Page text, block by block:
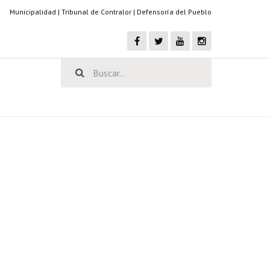
Municipalidad | Tribunal de Contralor | Defensoría del Pueblo